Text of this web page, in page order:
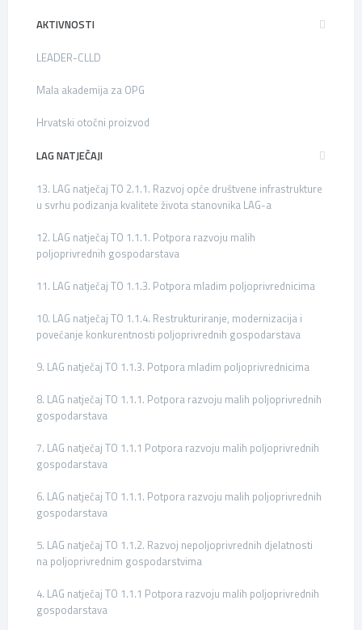
AKTIVNOSTI
LEADER-CLLD
Mala akademija za OPG
Hrvatski otočni proizvod
LAG NATJEČAJI
13. LAG natječaj TO 2.1.1. Razvoj opće društvene infrastrukture
u svrhu podizanja kvalitete života stanovnika LAG-a
12. LAG natječaj TO 1.1.1. Potpora razvoju malih
poljoprivrednih gospodarstava
11. LAG natječaj TO 1.1.3. Potpora mladim poljoprivrednicima
10. LAG natječaj TO 1.1.4. Restrukturiranje, modernizacija i
povećanje konkurentnosti poljoprivrednih gospodarstava
9. LAG natječaj TO 1.1.3. Potpora mladim poljoprivrednicima
8. LAG natječaj TO 1.1.1. Potpora razvoju malih poljoprivrednih
gospodarstava
7. LAG natječaj TO 1.1.1 Potpora razvoju malih poljoprivrednih
gospodarstava
6. LAG natječaj TO 1.1.1. Potpora razvoju malih poljoprivrednih
gospodarstava
5. LAG natječaj TO 1.1.2. Razvoj nepoljoprivrednih djelatnosti
na poljoprivrednim gospodarstvima
4. LAG natječaj TO 1.1.1 Potpora razvoju malih poljoprivrednih
gospodarstava